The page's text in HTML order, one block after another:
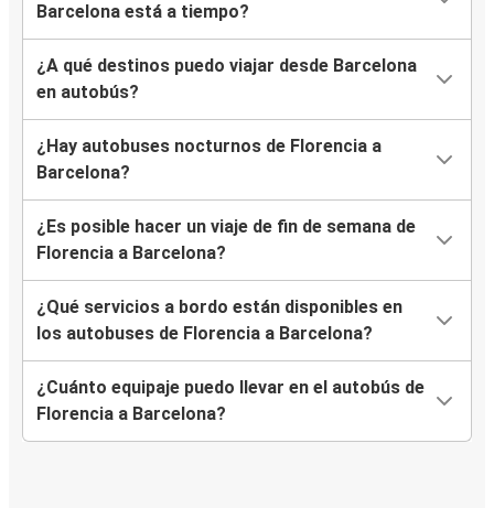
Barcelona está a tiempo?
¿A qué destinos puedo viajar desde Barcelona
en autobús?
¿Hay autobuses nocturnos de Florencia a
Barcelona?
¿Es posible hacer un viaje de fin de semana de
Florencia a Barcelona?
¿Qué servicios a bordo están disponibles en
los autobuses de Florencia a Barcelona?
¿Cuánto equipaje puedo llevar en el autobús de
Florencia a Barcelona?